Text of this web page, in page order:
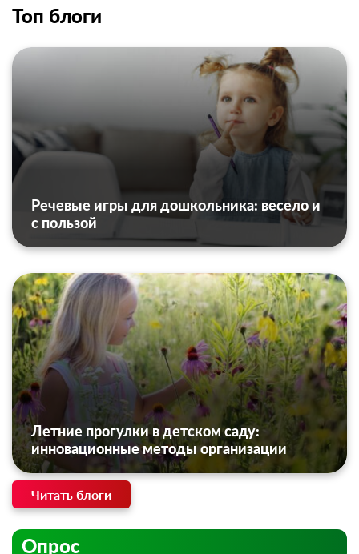
Топ блоги
Речевые игры для дошкольника: весело и
с пользой
Летние прогулки в детском саду:
инновационные методы организации
Читать блоги
Опрос